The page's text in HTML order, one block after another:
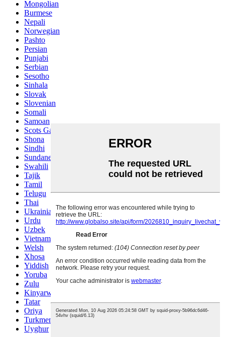
Mongolian
Burmese
Nepali
Norwegian
Pashto
Persian
Punjabi
Serbian
Sesotho
Sinhala
Slovak
Slovenian
Somali
Samoan
Scots Gaelic
Shona
Sindhi
Sundanese
Swahili
Tajik
Tamil
Telugu
Thai
Ukrainian
Urdu
Uzbek
Vietnamese
Welsh
Xhosa
Yiddish
Yoruba
Zulu
Kinyarwanda
Tatar
Oriya
Turkmen
Uyghur